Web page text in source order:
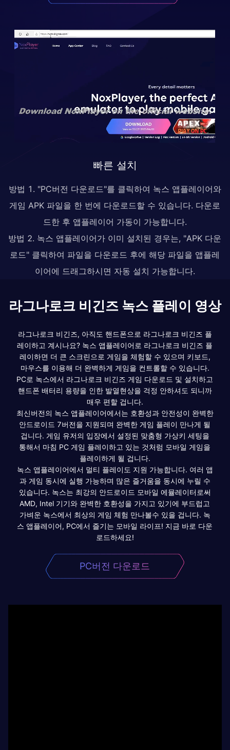
빠른 설치
방법 1. "PC버전 다운로드"를 클릭하여 녹스 앱플레이어와
게임 APK 파일을 한 번에 다운로드할 수 있습니다. 다운로
드한 후 앱플레이어 가동이 가능합니다.
방법 2. 녹스 앱플레이어가 이미 설치된 경우는, "APK 다운
로드" 클릭하여 파일을 다운로드 후에 해당 파일을 앱플레
이어에 드래그하시면 자동 설치 가능합니다.
라그나로크 비긴즈 녹스 플레이 영상
라그나로크 비긴즈, 아직도 핸드폰으로 라그나로크 비긴즈 플
레이하고 계시나요? 녹스 앱플레이어로 라그나로크 비긴즈 플
레이하면 더 큰 스크린으로 게임을 체험할 수 있으며 키보드,
마우스를 이용해 더 완벽하게 게임을 컨트롤할 수 있습니다.
PC로 녹스에서 라그나로크 비긴즈 게임 다운로드 및 설치하고
핸드폰 배터리 용량을 인한 발열현상을 걱정 안하셔도 되니까
매우 편할 겁니다.
최신버전의 녹스 앱플레이어에서는 호환성과 안전성이 완벽한
안드로이드 7버전을 지원되며 완벽한 게임 플레이 만나게 될
겁니다. 게임 유저의 입장에서 설정된 맞춤형 가상키 세팅을
통해서 마침 PC 게임 플레이하고 있는 것처럼 모바일 게임을
플레이하게 될 겁니다.
녹스 앱플레이어에서 멀티 플레이도 지원 가능합니다. 여러 앱
과 게임 동시에 실행 가능하며 많은 즐거움을 동시에 누릴 수
있습니다. 녹스는 최강의 안드로이드 모바일 에뮬레이터로써
AMD, Intel 기기와 완벽한 호환성을 가지고 있기에 부드럽고
가벼운 녹스에서 최상의 게임 체험 만나볼수 있을 겁니다. 녹
스 앱플레이어, PC에서 즐기는 모바일 라이프! 지금 바로 다운
로드하세요!
PC버전 다운로드